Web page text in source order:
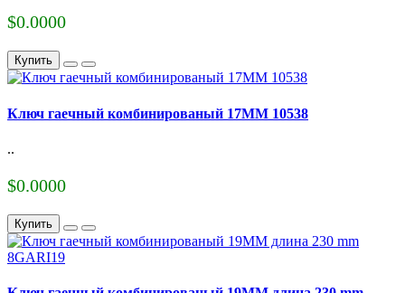
$0.0000
Купить
Ключ гаечный комбинированый 17MM 10538
..
$0.0000
Купить